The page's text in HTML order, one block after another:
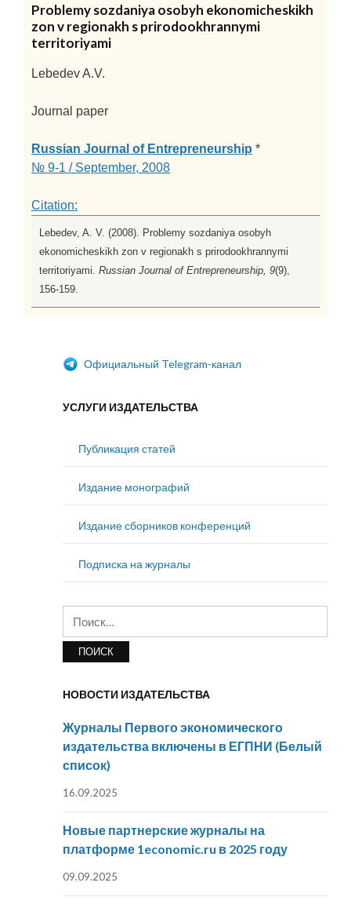
Problemy sozdaniya osobyh ekonomicheskikh
zon v regionakh s prirodookhrannymi
territoriyami
Lebedev A.V.
Journal paper
Russian Journal of Entrepreneurship *
№ 9-1 / September, 2008
Citation:
Lebedev, A. V. (2008). Problemy sozdaniya osobyh
ekonomicheskikh zon v regionakh s prirodookhrannymi
territoriyami. Russian Journal of Entrepreneurship, 9(9),
156-159.
Официальный Telegram-канал
УСЛУГИ ИЗДАТЕЛЬСТВА
Публикация статей
Издание монографий
Издание сборников конференций
Подписка на журналы
НОВОСТИ ИЗДАТЕЛЬСТВА
Журналы Первого экономического
издательства включены в ЕГПНИ (Белый
список)
16.09.2025
Новые партнерские журналы на
платформе 1economic.ru в 2025 году
09.09.2025